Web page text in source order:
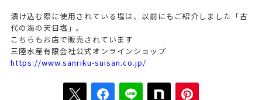
漬け込む際に使用されている塩は、以前にもご紹介しました「古
代の海の天日塩」。
こちらもお店で販売されています
三陸水産有限会社公式オンラインショップ
https://www.sanriku-suisan.co.jp/